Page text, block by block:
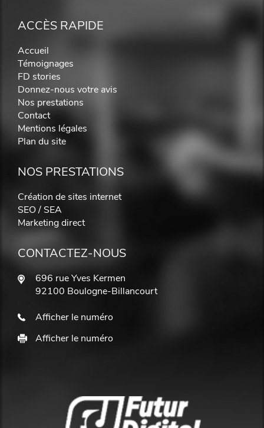
ACCÈS RAPIDE
Accueil
Témoignages
FD stories
Donnez-nous votre avis
Nos prestations
Contact
Mentions légales
Plan du site
NOS PRESTATIONS
Création de sites internet
SEO / SEA
Marketing direct
CONTACTEZ-NOUS
696 rue Yves Kermen
92100 Boulogne-Billancourt
Afficher le numéro
Afficher le numéro